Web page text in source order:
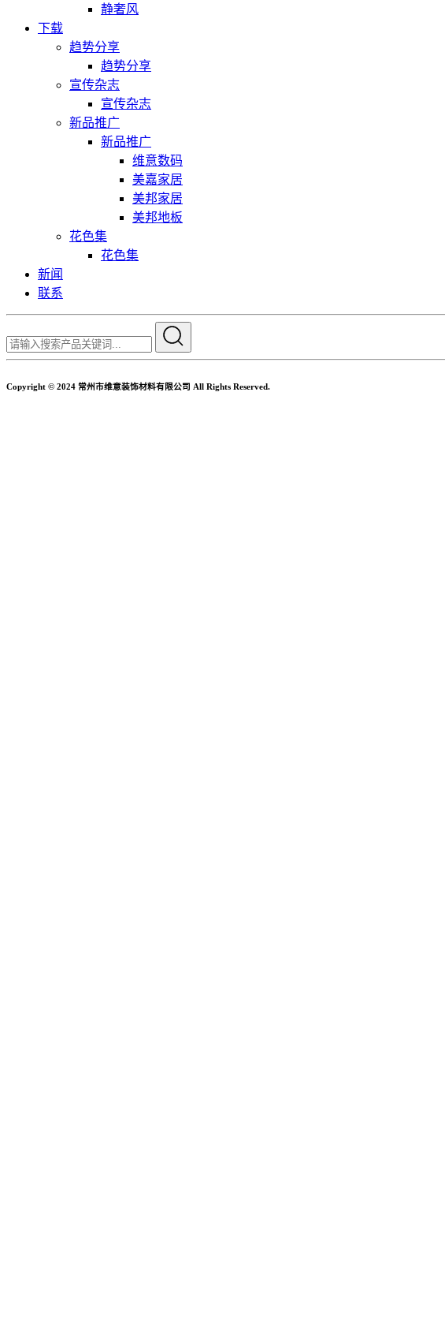
静奢风
下载
趋势分享
趋势分享
宣传杂志
宣传杂志
新品推广
新品推广
维意数码
美嘉家居
美邦家居
美邦地板
花色集
花色集
新闻
联系
Copyright © 2024 常州市维意装饰材料有限公司 All Rights Reserved.